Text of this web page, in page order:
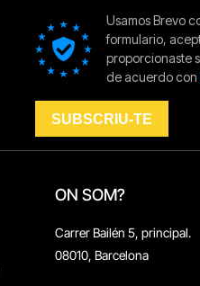
ON SOM?
Carrer Bailén 5, principal.
08010, Barcelona